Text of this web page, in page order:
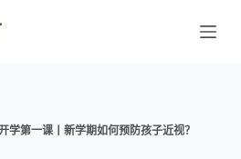
学第一课丨新学期如何预防孩子近视？